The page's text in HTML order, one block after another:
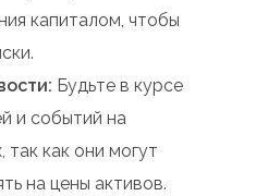
капиталом, чтобы
Будьте в курсе
и событий на
так как они могут
на цены активов.